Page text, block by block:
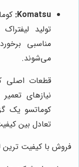
Komatsu:
تولید
مناسبی
می‌شوند.
قطعات اصلی
نیازهای
کوماتسو یک
تعادل بین
فروش با کیفیت ترین